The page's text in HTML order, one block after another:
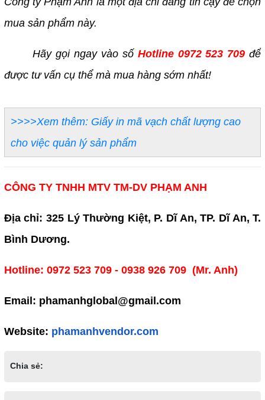
mua sản phẩm này.
Hãy gọi ngay vào số Hotline 0972 523 709 để
được tư vấn cụ thể mà mua hàng sớm nhất!
>>>>Xem thêm: Giấy in mã vạch chất lượng cao
cho việc quản lý sản phẩm
CÔNG TY TNHH MTV TM-DV PHẠM ANH
Địa chỉ: 325 Lý Thường Kiệt, P. Dĩ An, TP. Dĩ An, T.
Bình Dương.
Hotline: 0972 523 709 - 0938 926 709 (Mr. Anh)
Email: phamanhglobal@gmail.com
Website: phamanhvendor.com
Chia sẻ: